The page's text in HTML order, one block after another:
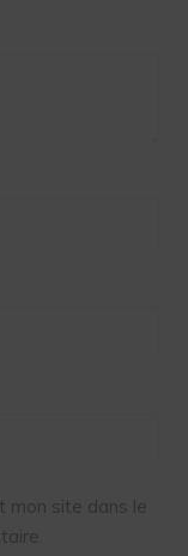
mon site dans le